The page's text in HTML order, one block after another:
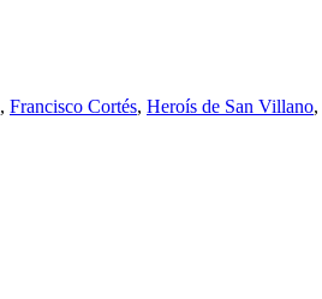
, Francisco Cortés, Heroís de San Villano,